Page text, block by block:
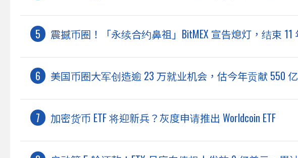
震撼币圈！「永续合约鼻祖」BitMEX 宣告熄灯，结束 11
美国币圈大军创造逾 23 万就业机会，估今年贡献 550 亿
加密货币 ETF 将迎新兵？灰度申请推出 Worldcoin ETF